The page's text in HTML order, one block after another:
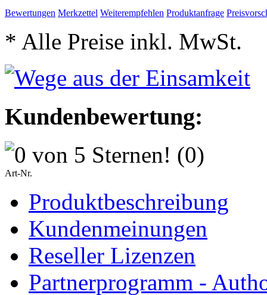
Bewertungen Merkzettel Weiterempfehlen Produktanfrage
* Alle Preise inkl. MwSt.
Kundenbewertung:
(0)
Art-Nr.
Produktbeschreibung
Kundenmeinungen
Reseller Lizenzen
Partnerprogramm -